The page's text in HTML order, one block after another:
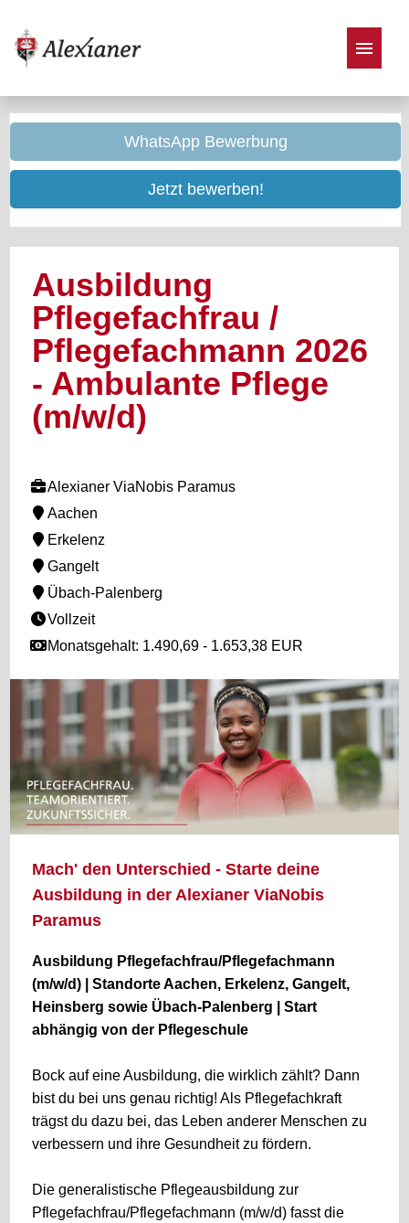
Stellenangebote
WhatsApp Bewerbung
Jetzt bewerben!
Ausbildung
Pflegefachfrau /
Pflegefachmann 2026
- Ambulante Pflege
(m/w/d)
Alexianer ViaNobis Paramus
Aachen
Erkelenz
Gangelt
Übach-Palenberg
Vollzeit
Monatsgehalt: 1.490,69 - 1.653,38 EUR
Mach' den Unterschied - Starte deine
Ausbildung in der Alexianer ViaNobis
Paramus
Ausbildung Pflegefachfrau/Pflegefachmann
(m/w/d) | Standorte Aachen, Erkelenz, Gangelt,
Heinsberg sowie Übach-Palenberg | Start
abhängig von der Pflegeschule
Bock auf eine Ausbildung, die wirklich zählt? Dann
bist du bei uns genau richtig! Als Pflegefachkraft
trägst du dazu bei, das Leben anderer Menschen zu
verbessern und ihre Gesundheit zu fördern.
Die generalistische Pflegeausbildung zur
Pflegefachfrau/Pflegefachmann (m/w/d) fasst die